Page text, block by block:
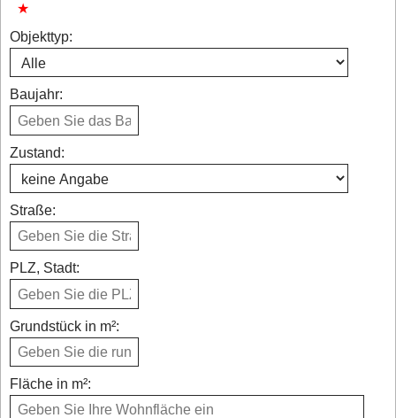
Objekttyp:
Baujahr:
Zustand:
Straße:
PLZ, Stadt:
Grundstück in m²:
Fläche in m²: